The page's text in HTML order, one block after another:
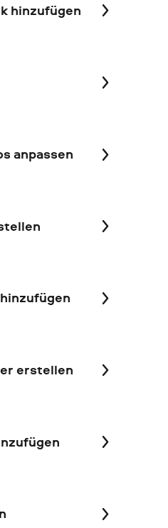
hinzufügen
anpassen
erstellen